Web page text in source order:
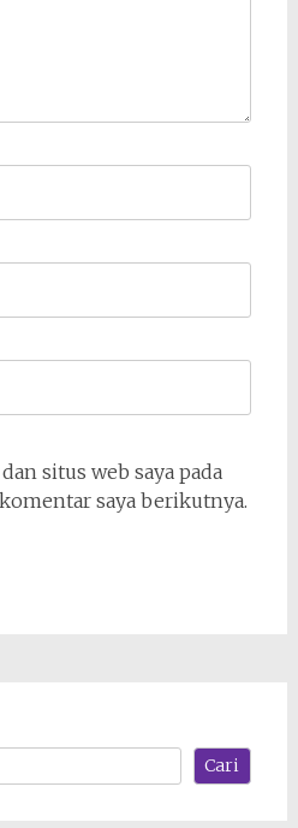
situs web saya pada
saya berikutnya.
Cari